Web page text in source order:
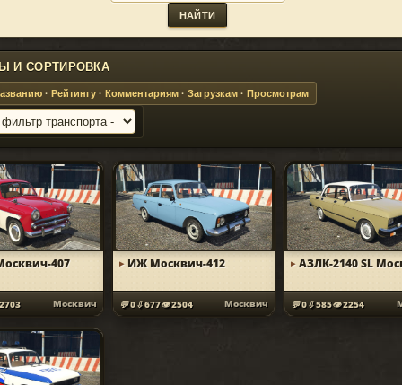
И СОРТИРОВКА
· Рейтингу · Комментариям · Загрузкам · Просмотрам
407
2703 Москвич
ИЖ Москвич-412
0 677 2504 Москвич
АЗЛК-2140 SL
0 585 2254